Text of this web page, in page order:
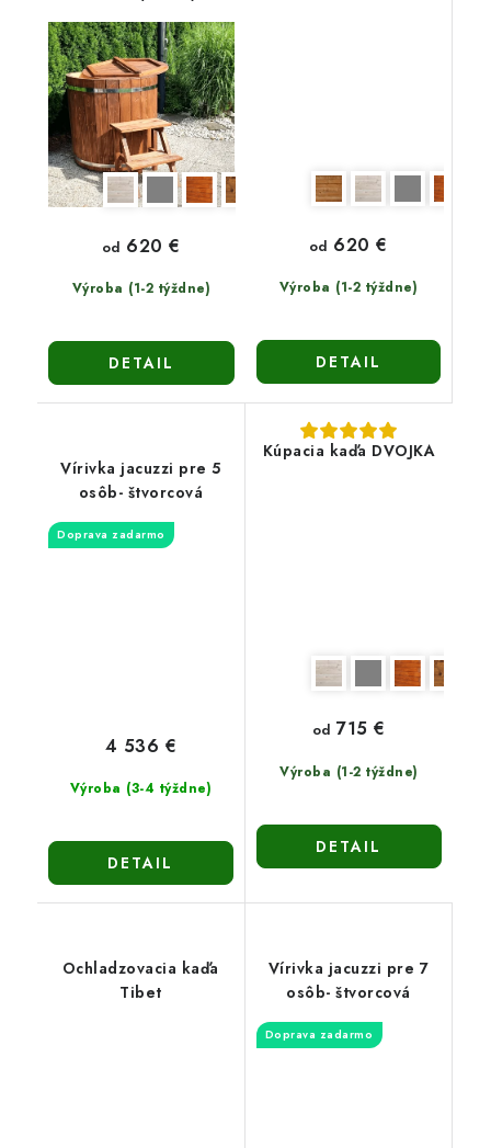
Výroba (1-2 týždne)
od 620 €
DETAIL
Výroba (1-2 týždne)
od 620 €
DETAIL
Vírivka jacuzzi pre 5
osôb- štvorcová
Doprava zadarmo
Výroba (3-4 týždne)
4 536 €
DETAIL
Kúpacia kaďa DVOJKA
Výroba (1-2 týždne)
od 715 €
DETAIL
Ochladzovacia kaďa
Tibet
Vírivka jacuzzi pre 7
osôb- štvorcová
Doprava zadarmo